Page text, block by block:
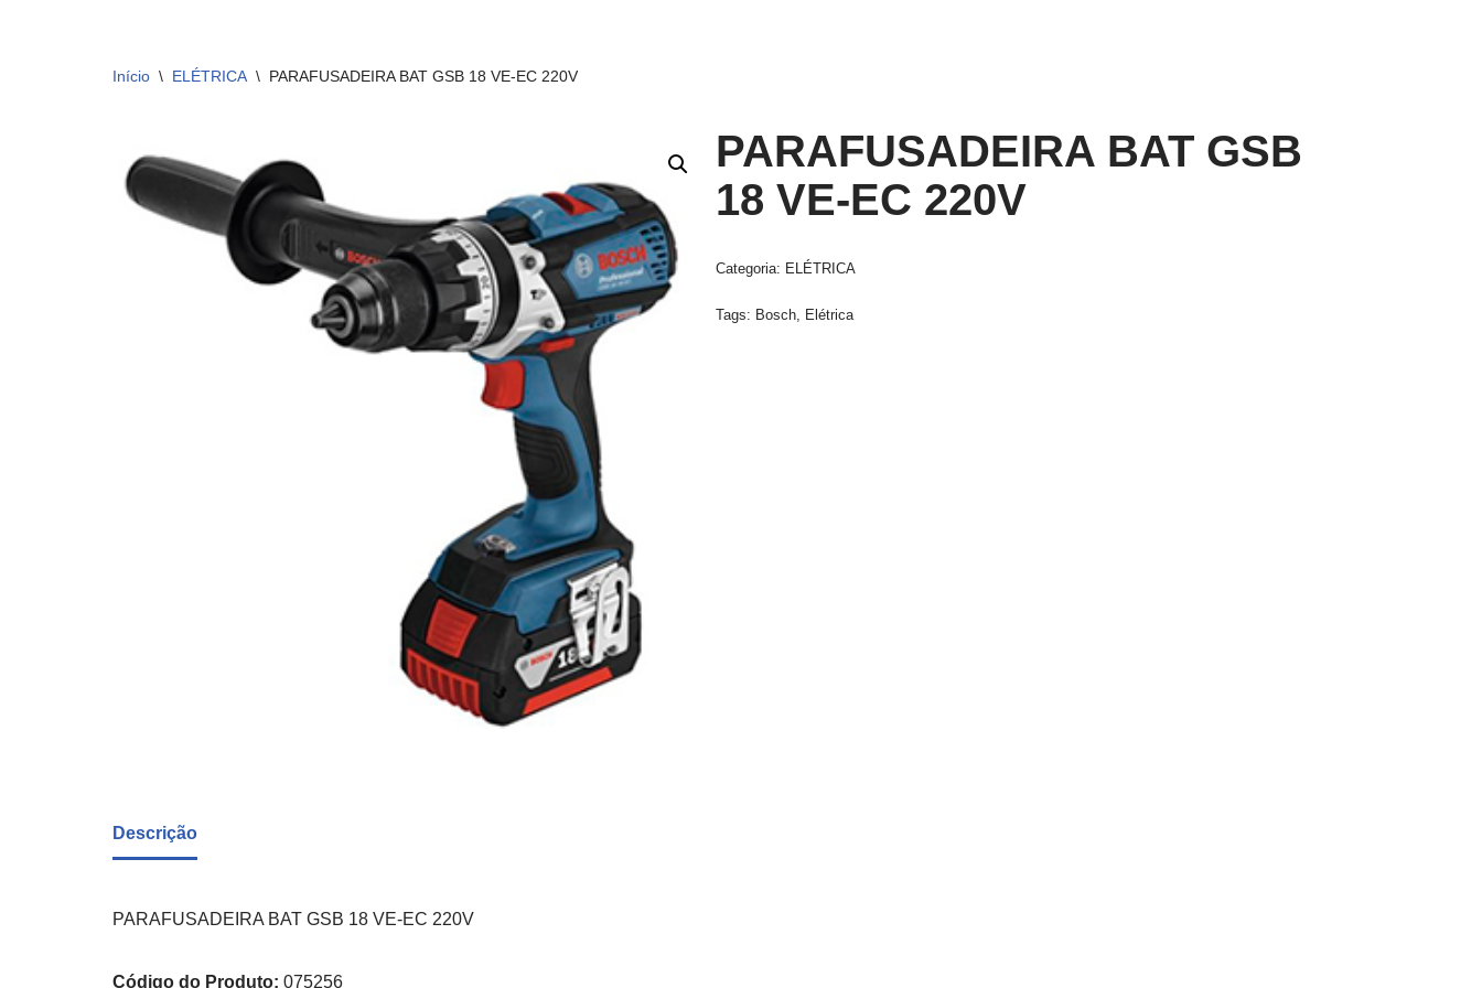
Início \ ELÉTRICA \ PARAFUSADEIRA BAT GSB 18 VE-EC 220V
PARAFUSADEIRA BAT GSB
18 VE-EC 220V
Categoria: ELÉTRICA
Tags: Bosch Elétrica
Descrição
PARAFUSADEIRA BAT GSB 18 VE-EC 220V
Código do Produto: 075256